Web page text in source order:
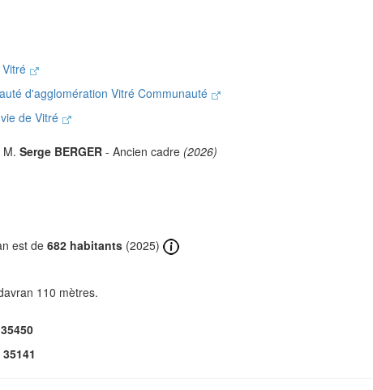
d'agglomération Vitré Communauté
de Vitré
Serge BERGER - Ancien cadre (2026)
est de 682 habitants (2025)
110 mètres.
35450
35141